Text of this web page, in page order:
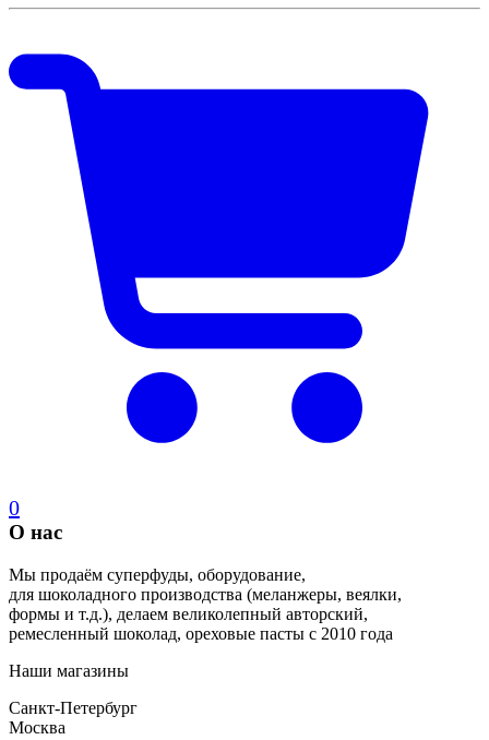
0
О нас
Мы продаём суперфуды, оборудование,
для шоколадного производства (меланжеры, веялки,
формы и т.д.), делаем великолепный авторский,
ремесленный шоколад, ореховые пасты с 2010 года
Наши магазины
Санкт-Петербург
Москва